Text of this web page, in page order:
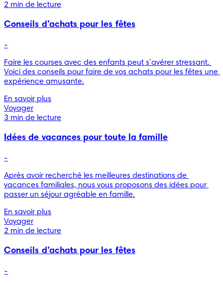
2 min de lecture
Conseils d’achats pour les fêtes
-
Faire les courses avec des enfants peut s’avérer stressant.
Voici des conseils pour faire de vos achats pour les fêtes une
expérience amusante.
En savoir plus
Voyager
3 min de lecture
Idées de vacances pour toute la famille
-
Après avoir recherché les meilleures destinations de
vacances familiales, nous vous proposons des idées pour
passer un séjour agréable en famille.
En savoir plus
Voyager
2 min de lecture
Conseils d’achats pour les fêtes
-